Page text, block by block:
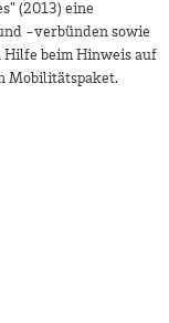
(2013) eine
-verbünden sowie
beim Hinweis auf
Mobilitätspaket.